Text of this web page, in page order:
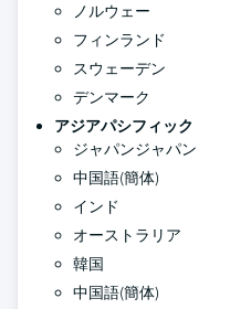
ノルウェー
フィンランド
スウェーデン
デンマーク
アジアパシフィック
ジャパンジャパン
中国語(簡体)
インド
オーストラリア
韓国
中国語(簡体)